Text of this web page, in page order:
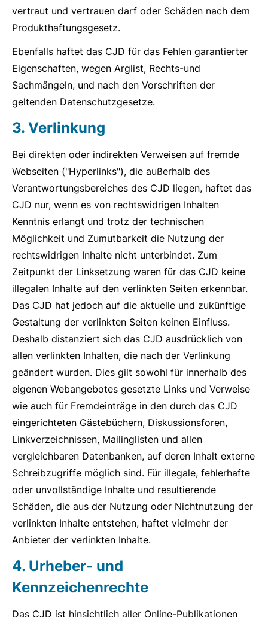
vertraut und vertrauen darf oder Schäden nach dem
Produkthaftungsgesetz.
Ebenfalls haftet das CJD für das Fehlen garantierter
Eigenschaften, wegen Arglist, Rechts-und
Sachmängeln, und nach den Vorschriften der
geltenden Datenschutzgesetze.
3. Verlinkung
Bei direkten oder indirekten Verweisen auf fremde
Webseiten ("Hyperlinks"), die außerhalb des
Verantwortungsbereiches des CJD liegen, haftet das
CJD nur, wenn es von rechtswidrigen Inhalten
Kenntnis erlangt und trotz der technischen
Möglichkeit und Zumutbarkeit die Nutzung der
rechtswidrigen Inhalte nicht unterbindet. Zum
Zeitpunkt der Linksetzung waren für das CJD keine
illegalen Inhalte auf den verlinkten Seiten erkennbar.
Das CJD hat jedoch auf die aktuelle und zukünftige
Gestaltung der verlinkten Seiten keinen Einfluss.
Deshalb distanziert sich das CJD ausdrücklich von
allen verlinkten Inhalten, die nach der Verlinkung
geändert wurden. Dies gilt sowohl für innerhalb des
eigenen Webangebotes gesetzte Links und Verweise
wie auch für Fremdeinträge in den durch das CJD
eingerichteten Gästebüchern, Diskussionsforen,
Linkverzeichnissen, Mailinglisten und allen
vergleichbaren Datenbanken, auf deren Inhalt externe
Schreibzugriffe möglich sind. Für illegale, fehlerhafte
oder unvollständige Inhalte und resultierende
Schäden, die aus der Nutzung oder Nichtnutzung der
verlinkten Inhalte entstehen, haftet vielmehr der
Anbieter der verlinkten Inhalte.
4. Urheber- und
Kennzeichenrechte
Das CJD ist hinsichtlich aller Online-Publikationen